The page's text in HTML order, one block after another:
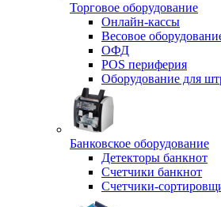
Торговое оборудование
Онлайн-кассы
Весовое
ОФД
POS периферия
Оборудование для
Банковское оборудование
Детекторы банкнот
Счетчики банкнот
Счетчики-